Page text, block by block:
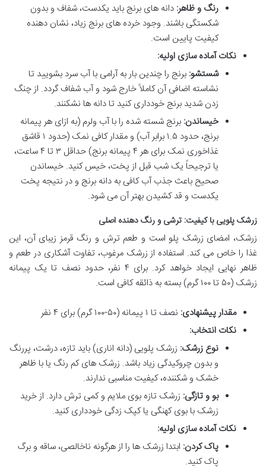
رنگ و ظاهر: دانه های برنج باید یکدست، شفاف و بدون
شکستگی باشند. وجود خرده های برنج زیاد، نشان دهنده
کیفیت پایین است.
نکات آماده سازی اولیه:
شستشو: برنج را چندین بار به آرامی با آب سرد بشویید تا
نشاسته اضافی آن کاملاً خارج شود و آب شفاف گردد. از چنگ
زدن شدید برنج خودداری کنید تا دانه ها نشکنند.
خیساندن: برنج شسته شده را با آب ولرم (به ازای هر پیمانه
برنج، حدود ۱.۵ برابر آب) و مقدار کافی نمک (حدود ۱ قاشق
غذاخوری نمک برای هر ۴ پیمانه برنج) حداقل ۳ تا ۴ ساعت،
یا ترجیحاً یک شب قبل از پخت، خیس کنید. خیساندن
صحیح باعث جذب آب کافی به دانه برنج و در نتیجه پخت
یکدست و قد کشیدن بهتر آن می شود.
زرشک پلویی با کیفیت: ترشی و رنگ دهنده اصلی
زرشک، امضای زرشک پلو است و طعم ترش و رنگ قرمز زیبای آن، این
غذا را خاص می کند. استفاده از زرشک مرغوب، تفاوت آشکاری در طعم و
ظاهر نهایی ایجاد خواهد کرد. برای ۴ نفر، حدود نصف تا یک پیمانه
زرشک (۵۰ تا ۱۰۰ گرم) بسته به ذائقه کافی است.
مقدار پیشنهادی: نصف تا ۱ پیمانه (۵۰-۱۰۰ گرم) برای ۴ نفر
نکات انتخاب:
نوع زرشک: زرشک پلویی (دانه اناری) باید تازه، درشت، پررنگ
و بدون چروکیدگی زیاد باشد. زرشک های کم رنگ یا با ظاهر
خشک و شکننده، کیفیت مناسبی ندارند.
بو و تازگی: زرشک تازه بوی ملایم و کمی ترش دارد. از خرید
زرشک با بوی کهنگی یا کپک زدگی خودداری کنید.
نکات آماده سازی اولیه:
پاک کردن: ابتدا زرشک ها را از هرگونه ناخالصی، ساقه و برگ
پاک کنید.